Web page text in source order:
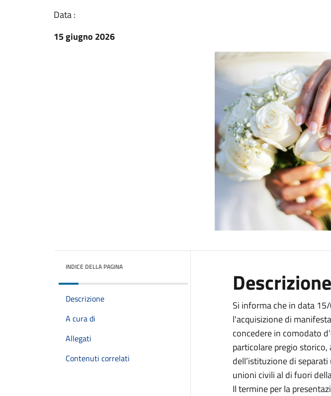
Data :
15 giugno 2026
INDICE DELLA PAGINA
Descrizione
A cura di
Allegati
Contenuti correlati
Descrizione
Si informa che in data
l'acquisizione di
concedere in comodato
particolare pregio
dell’istituzione di
unioni civili al di fuori
Il termine per la